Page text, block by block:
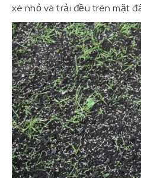
xé nhỏ và trải đều trên mặt